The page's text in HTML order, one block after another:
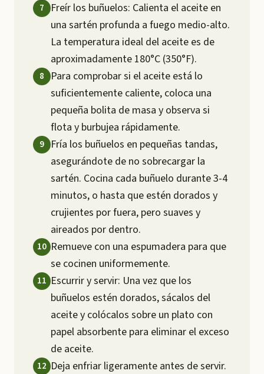
Freír los buñuelos: Calienta el aceite en
una sartén profunda a fuego medio-alto.
La temperatura ideal del aceite es de
aproximadamente 180°C (350°F).
Para comprobar si el aceite está lo
suficientemente caliente, coloca una
pequeña bolita de masa y observa si
flota y burbujea rápidamente.
Fría los buñuelos en pequeñas tandas,
asegurándote de no sobrecargar la
sartén. Cocina cada buñuelo durante 3-4
minutos, o hasta que estén dorados y
crujientes por fuera, pero suaves y
aireados por dentro.
Remueve con una espumadera para que
se cocinen uniformemente.
Escurrir y servir: Una vez que los
buñuelos estén dorados, sácalos del
aceite y colócalos sobre un plato con
papel absorbente para eliminar el exceso
de aceite.
Deja enfriar ligeramente antes de servir.